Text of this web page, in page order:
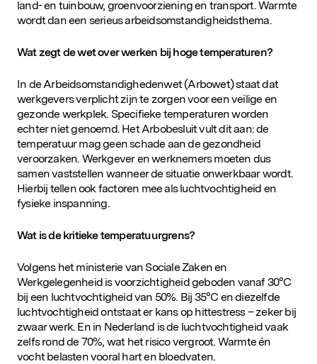
land- en tuinbouw, groenvoorziening en transport. Warmte
wordt dan een serieus arbeidsomstandigheidsthema.
Wat zegt de wet over werken bij hoge temperaturen?
In de Arbeidsomstandighedenwet (Arbowet) staat dat
werkgevers verplicht zijn te zorgen voor een veilige en
gezonde werkplek. Specifieke temperaturen worden
echter niet genoemd. Het Arbobesluit vult dit aan: de
temperatuur mag geen schade aan de gezondheid
veroorzaken. Werkgever en werknemers moeten dus
samen vaststellen wanneer de situatie onwerkbaar wordt.
Hierbij tellen ook factoren mee als luchtvochtigheid en
fysieke inspanning.
Wat is de kritieke temperatuurgrens?
Volgens het ministerie van Sociale Zaken en
Werkgelegenheid is voorzichtigheid geboden vanaf 30°C
bij een luchtvochtigheid van 50%. Bij 35°C en diezelfde
luchtvochtigheid ontstaat er kans op hittestress – zeker bij
zwaar werk. En in Nederland is de luchtvochtigheid vaak
zelfs rond de 70%, wat het risico vergroot. Warmte én
vocht belasten vooral hart en bloedvaten.